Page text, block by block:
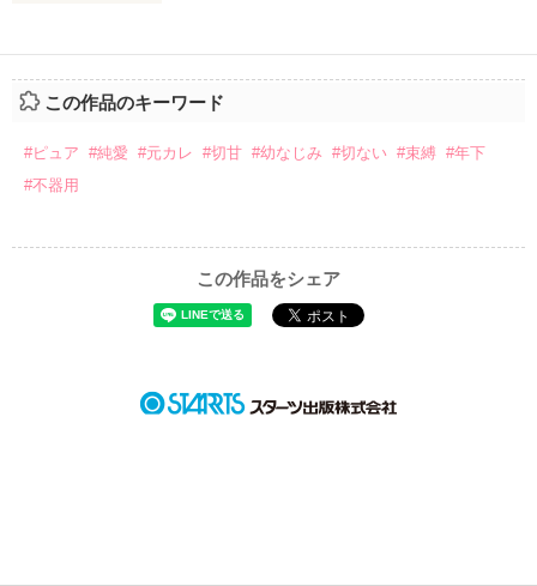
2026.6.5～2026.7.25
＊以前、公開していた話の改稿版です＊
作品を読む
ションの企画戦略室で働いている。
また雛子には2年前から付き合いはじめ、半年前から同棲を始
めた、同期で恋人の石垣守（26）がいるのだが、後輩の姫原由
いた。
守と由羅から『便利屋雛子』と馬鹿にされ、一人こっそり泣い
ていた雛子に、企画戦略室の上司である雪瀬鷹哉（29）が
鷹哉『宜しくな、俺の雛子』🦅
雛子『俺の……ひぃ、雛子？！！！』🐥
この作品のキーワード
#ピュア #純愛 #元カレ #切甘 #幼なじみ #切ない #束縛 #年下
#不器用
この作品をシェア